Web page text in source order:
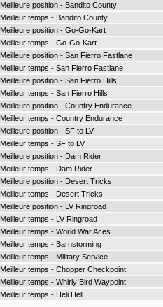
Meilleure position - Bandito County
Meilleur temps - Bandito County
Meilleure position - Go-Go-Kart
Meilleur temps - Go-Go-Kart
Meilleure position - San Fierro Fastlane
Meilleur temps - San Fierro Fastlane
Meilleure position - San Fierro Hills
Meilleur temps - San Fierro Hills
Meilleure position - Country Endurance
Meilleur temps - Country Endurance
Meilleure position - SF to LV
Meilleur temps - SF to LV
Meilleure position - Dam Rider
Meilleur temps - Dam Rider
Meilleure position - Desert Tricks
Meilleur temps - Desert Tricks
Meilleure position - LV Ringroad
Meilleur temps - LV Ringroad
Meilleur temps - World War Aces
Meilleur temps - Barnstorming
Meilleur temps - Military Service
Meilleur temps - Chopper Checkpoint
Meilleur temps - Whirly Bird Waypoint
Meilleur temps - Heli Hell